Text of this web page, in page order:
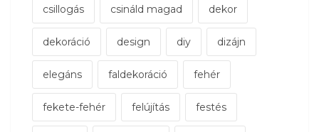
csillogás csináld magad dekor
dekoráció design diy dizájn
elegáns faldekoráció fehér
fekete-fehér felújítás festés